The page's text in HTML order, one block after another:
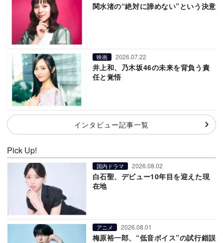
関水渚の“絶対に諦めない”という決意
映画 2026.07.22
井上和、乃木坂46の未来を背負う責
任と覚悟
インタビュー記事一覧
Pick Up!
国内ドラマ 2026.08.02
白石聖、デビュー10年目を迎えた現
在地
アニメ 2026.08.01
梅原裕一郎、“低音ボイス”の試行錯誤